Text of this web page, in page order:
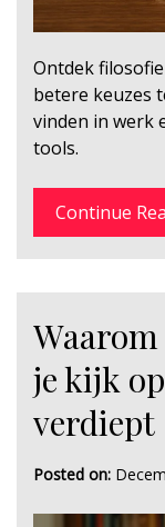
Ontdek
betere keuzes
vinden in werk
tools.
Continue
je kijk
verdiept
Posted on: